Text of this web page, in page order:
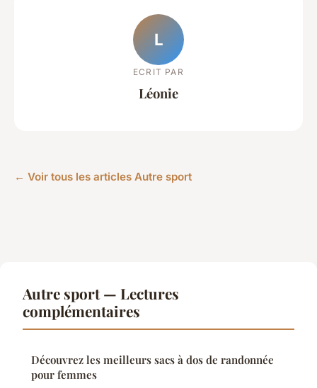
L
ECRIT PAR
Léonie
← Voir tous les articles Autre sport
Autre sport — Lectures
complémentaires
Découvrez les meilleurs sacs à dos de randonnée
pour femmes